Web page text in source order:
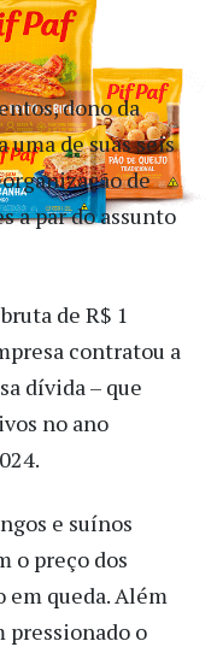
dono da
uma de suas seis
de
a par do assunto
de R$ 1
contratou a
dívida – que
no ano
e suínos
o preço dos
em queda. Além
pressionado o